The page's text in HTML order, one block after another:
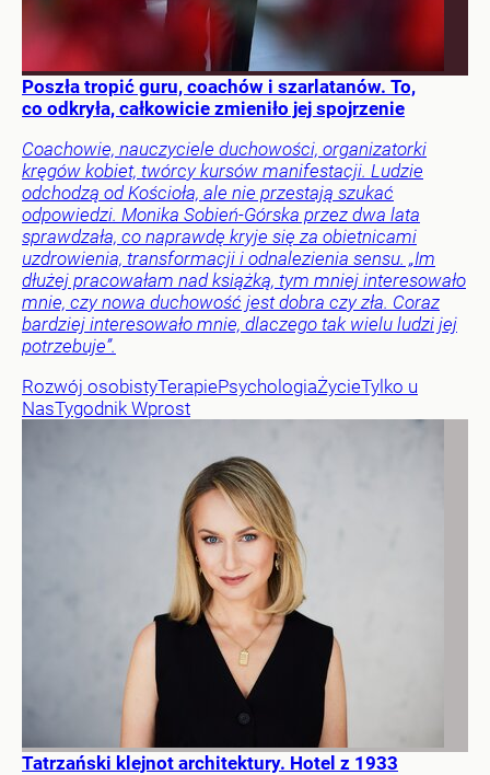
Poszła tropić guru, coachów i szarlatanów. To,
co odkryła, całkowicie zmieniło jej spojrzenie
Coachowie, nauczyciele duchowości, organizatorki
kręgów kobiet, twórcy kursów manifestacji. Ludzie
odchodzą od Kościoła, ale nie przestają szukać
odpowiedzi. Monika Sobień-Górska przez dwa lata
sprawdzała, co naprawdę kryje się za obietnicami
uzdrowienia, transformacji i odnalezienia sensu. „Im
dłużej pracowałam nad książką, tym mniej interesowało
mnie, czy nowa duchowość jest dobra czy zła. Coraz
bardziej interesowało mnie, dlaczego tak wielu ludzi jej
potrzebuje”.
Rozwój osobistyTerapiePsychologiaŻycieTylko u
NasTygodnik Wprost
Tatrzański klejnot architektury. Hotel z 1933